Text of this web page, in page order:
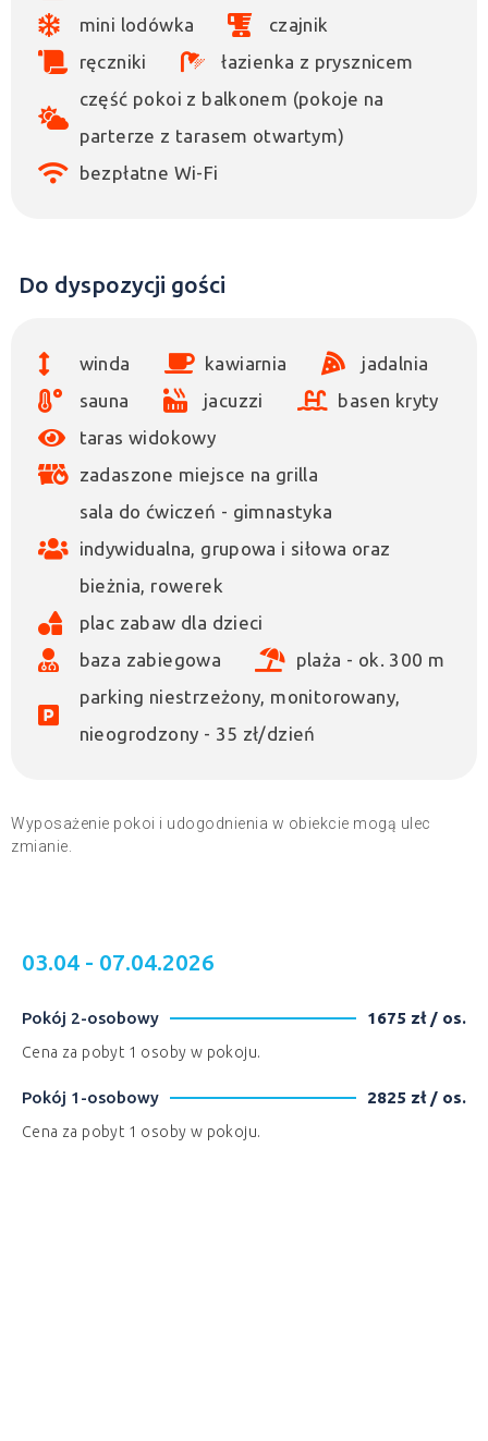
mini lodówka
czajnik
ręczniki
łazienka z prysznicem
część pokoi z balkonem (pokoje na
parterze z tarasem otwartym)
bezpłatne Wi-Fi
Do dyspozycji gości
winda kawiarnia
jadalnia
sauna
jacuzzi
basen kryty
taras widokowy
zadaszone miejsce na grilla
sala do ćwiczeń - gimnastyka
indywidualna, grupowa i siłowa oraz
bieżnia, rowerek
plac zabaw dla dzieci
baza zabiegowa
plaża - ok. 300 m
parking niestrzeżony, monitorowany,
nieogrodzony - 35 zł/dzień
Wyposażenie pokoi i udogodnienia w obiekcie mogą ulec
zmianie.
03.04 - 07.04.2026
Pokój 2-osobowy 1675 zł / os.
Cena za pobyt 1 osoby w pokoju.
Pokój 1-osobowy 2825 zł / os.
Cena za pobyt 1 osoby w pokoju.